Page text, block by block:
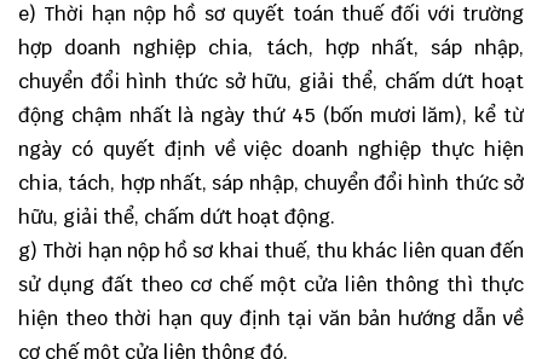
e) Thời hạn nộp hồ sơ quyết toán thuế đối với trường
hợp doanh nghiệp chia, tách, hợp nhất, sáp nhập,
chuyển đổi hình thức sở hữu, giải thể, chấm dứt hoạt
động chậm nhất là ngày thứ 45 (bốn mươi lăm), kể từ
ngày có quyết định về việc doanh nghiệp thực hiện
chia, tách, hợp nhất, sáp nhập, chuyển đổi hình thức sở
hữu, giải thể, chấm dứt hoạt động.
g) Thời hạn nộp hồ sơ khai thuế, thu khác liên quan đến
sử dụng đất theo cơ chế một cửa liên thông thì thực
hiện theo thời hạn quy định tại văn bản hướng dẫn về
cơ chế một cửa liên thông đó.